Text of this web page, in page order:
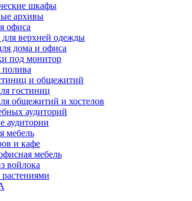
шкафы
архивы
офиса
верхней одежды
дома и офиса
под монитор
и общежитий
гостиниц
общежитий и хостелов
аудиторий
аудитории
мебель
и кафе
мебель
войлока